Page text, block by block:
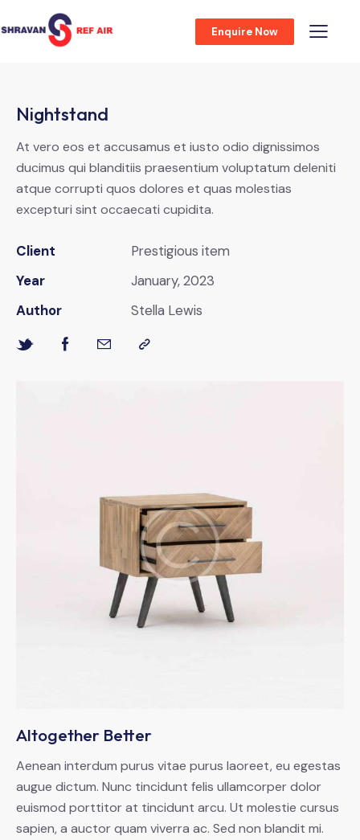
Enquire Now
Nightstand
At vero eos et accusamus et iusto odio dignissimos
ducimus qui blanditiis praesentium voluptatum deleniti
atque corrupti quos dolores et quas molestias
excepturi sint occaecati cupidita.
Client
Prestigious item
Year
January, 2023
Author
Stella Lewis
Altogether Better
Aenean interdum purus vitae purus laoreet, eu egestas
augue dictum. Nunc tincidunt felis ullamcorper dolor
euismod porttitor at tincidunt arcu. Ut molestie cursus
sapien, a auctor quam viverra ac. Sed non blandit mi.